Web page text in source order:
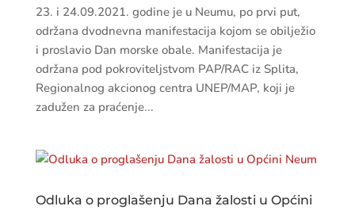
23. i 24.09.2021. godine je u Neumu, po prvi put,
održana dvodnevna manifestacija kojom se obilježio
i proslavio Dan morske obale. Manifestacija je
održana pod pokroviteljstvom PAP/RAC iz Splita,
Regionalnog akcionog centra UNEP/MAP, koji je
zadužen za praćenje...
Odluka o proglašenju Dana žalosti u Općini